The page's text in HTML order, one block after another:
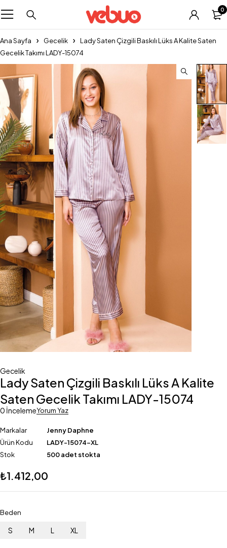
0
Ana Sayfa Gecelik
Lady Saten Çizgili Baskılı Lüks A Kalite Saten
Gecelik Takımı LADY-15074
Gecelik
Lady Saten Çizgili Baskılı Lüks A Kalite
Saten Gecelik Takımı LADY-15074
0 İncelemeYorum Yaz
Markalar
Jenny Daphne
Ürün Kodu
LADY-15074-XL
Stok
500 adet stokta
₺1.412,00
Beden
S M L XL